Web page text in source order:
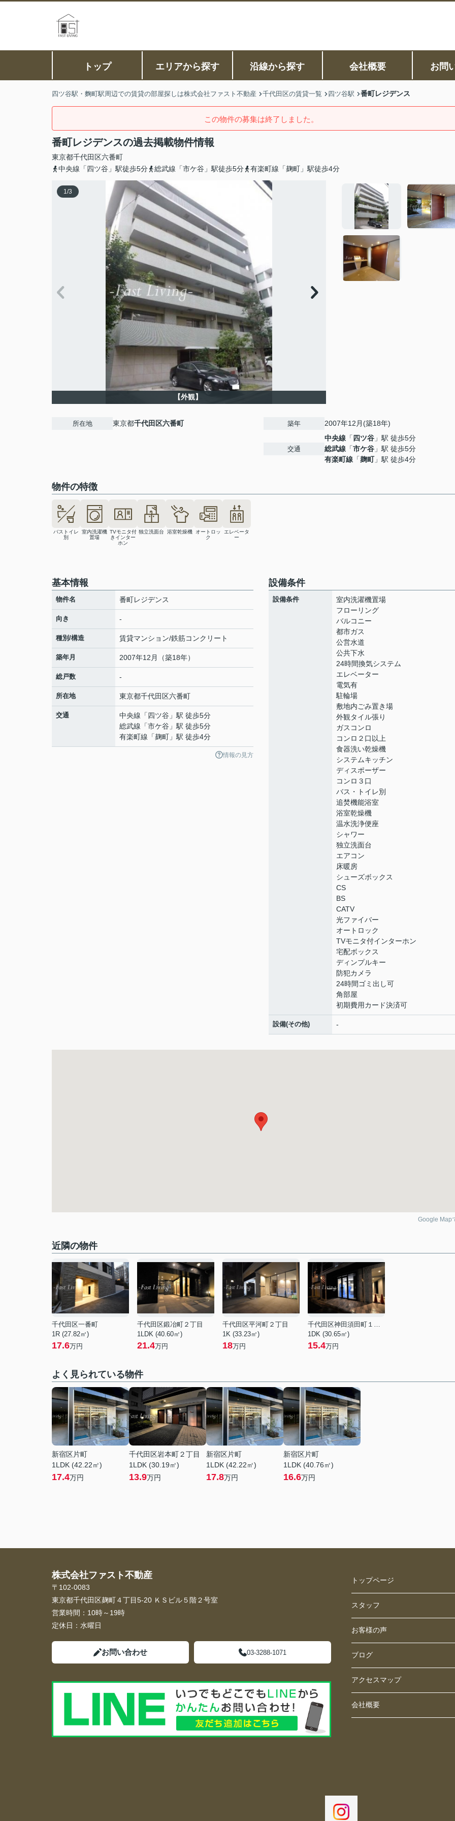
トップ エリアから探す 沿線から探す 会社概要 お問
四ツ谷駅・麴町駅周辺での賃貸の部屋探しは株式会社ファスト不動産 千代田区の賃貸一覧 四ツ谷駅 番町レジデンス
この物件の募集は終了しました。
番町レジデンスの過去掲載物件情報
東京都千代田区六番町
中央線「四ツ谷」駅徒歩5分
総武線「市ケ谷」駅徒歩5分 有楽町線「麹町」駅徒歩4分
1/3
【外観】
所在地 東京都千代田区六番町 築年 2007年12月(築18年)
交通
中央線 「 四ツ谷 」駅 徒歩5分
総武線 「市ケ谷 」駅 徒歩5分
有楽町線 「麹町」駅 徒歩4分
物件の特徴
バストイレ
別
室内洗濯機
置場
TVモニタ付
きインター
ホン
独立洗面台 浴室乾燥機
オートロッ
ク
エレベータ
ー
基本情報
物件名 番町レジデンス
向き -
種別/構造 賃貸マンション/鉄筋コンクリート
築年月 2007年12月（築18年）
総戸数 -
所在地 東京都千代田区六番町
交通 中央線 「四ツ谷 」駅 徒歩5分
総武線 「市ケ谷 」駅 徒歩5分
有楽町線 「麹町 」駅 徒歩4分
情報の見方
設備条件
設備条件
室内洗濯機置場
フローリング
バルコニー
都市ガス
公営水道
公共下水
24時間換気システム
エレベーター
電気有
駐輪場
敷地内ごみ置き場
外観タイル張り
ガスコンロ
コンロ２口以上
食器洗い乾燥機
システムキッチン
ディスポーザー
コンロ３口
バス・トイレ別
追焚機能浴室
浴室乾燥機
温水洗浄便座
シャワー
独立洗面台
エアコン
床暖房
シューズボックス
CS
BS
CATV
光ファイバー
オートロック
TVモニタ付インターホン
宅配ボックス
ディンプルキー
防犯カメラ
24時間ゴミ出し可
角部屋
初期費用カード決済可
設備(その他) -
Google Map
近隣の物件
千代田区一番町
1R (27.82㎡)
17.6万円
千代田区鍛冶町２丁目
1LDK (40.60㎡)
21.4万円
千代田区平河町２丁目
1K (33.23㎡)
18万円
千代田区神田須田町１丁目
1DK (30.65㎡)
15.4万円
よく見られている物件
新宿区片町
1LDK (42.22㎡)
17.4万円
千代田区岩本町２丁目
1LDK (30.19㎡)
13.9万円
新宿区片町
1LDK (42.22㎡)
17.8万円
新宿区片町
1LDK (40.76㎡)
16.6万円
株式会社ファスト不動産
〒102-0083
東京都千代田区麹町４丁目5-20 ＫＳビル５階２号室
営業時間： 10時～19時
定休日： 水曜日
お問い合わせ 03-3288-1071
トップページ
スタッフ
お客様の声
ブログ
アクセスマップ
会社概要